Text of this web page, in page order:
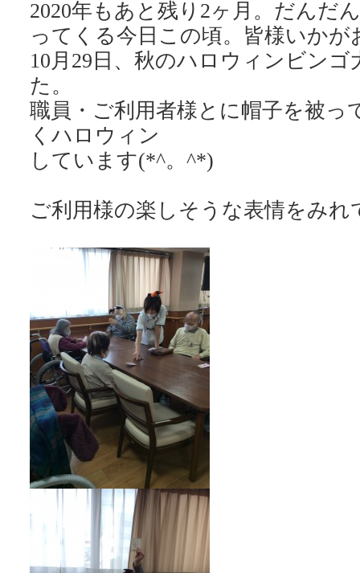
2020年もあと残り2ヶ月。だんだ
ってくる今日この頃。皆様いかが
10月29日、秋のハロウィンビン
た。
職員・ご利用者様とに帽子を被っ
くハロウィ
しています(*^。^*)
ご利用様の楽しそうな表情をみれ